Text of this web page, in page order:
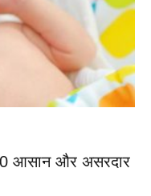
आसान और असरदार